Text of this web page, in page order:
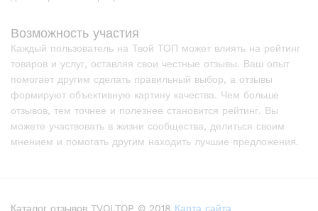
Возможность участия
Каждый пользователь на Твой ТОП может влиять на рейтинг
товаров и услуг, оставляя свои честные отзывы. Ваш опыт
помогает другим сделать правильный выбор, а отзывы
формируют объективную картину качества. Чем больше
отзывов, тем точнее и полезнее становится рейтинг. Вы
можете участвовать в жизни сообщества, делиться своим
мнением и помогать другим находить лучшие предложения.
Каталог отзывов TVOI.TOP © 2018 Карта сайта